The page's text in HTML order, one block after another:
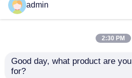
PE küçültme filmleri
POF Shrink Sarma Filmi
pvc büzülme filmi
PETG Yazdırılmış
admin
2:30 PM
Good day, what product are
for?